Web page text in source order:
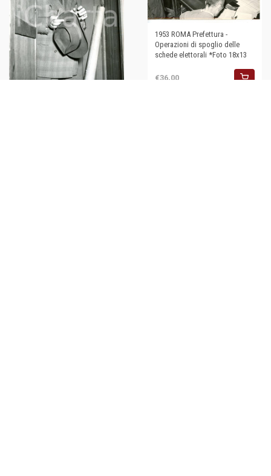
1953 ROMA Prefettura -
Operazioni di spoglio delle
schede elettorali *Foto 18x13
€36,00